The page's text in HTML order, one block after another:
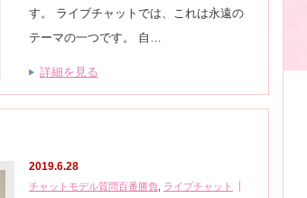
す。 ライブチャットでは、これは永遠の
テーマの一つです。 自…
詳細を見る
2019.6.28
チャットモデル質問百番勝負
ライブチャット